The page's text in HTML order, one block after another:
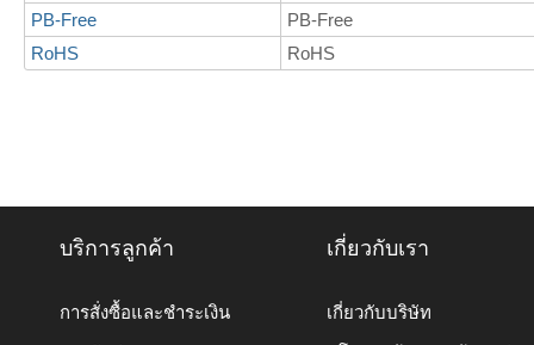
PB-Free
PB-Free
RoHS
RoHS
บริการลูกค้า
การสั่งซื้อและชำระเงิน
เกี่ยวกับเรา
เกี่ยวกับบริษัท